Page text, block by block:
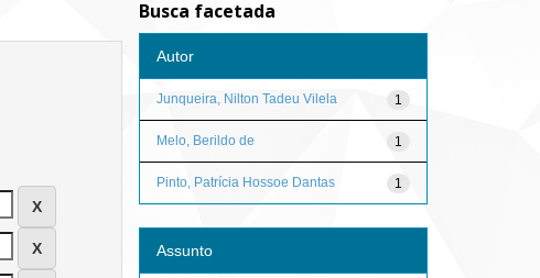
Busca facetada
Autor
1
Junqueira, Nilton Tadeu Vilela
1
Melo, Berildo de
1
Pinto, Patrícia Hossoe Dantas
Assunto